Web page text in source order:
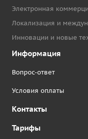
Электронная
Локализация и
Инновации и новые
Информация
Вопрос-ответ
Условия оплаты
Контакты
Тарифы